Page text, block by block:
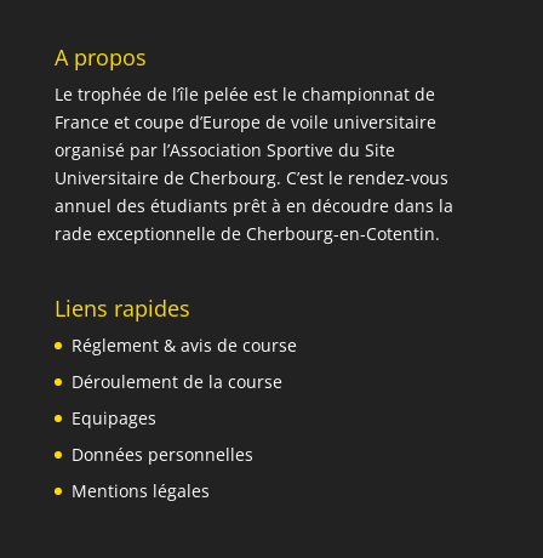
A propos
Le trophée de l’île pelée est le championnat de
France et coupe d’Europe de voile universitaire
organisé par l’Association Sportive du Site
Universitaire de Cherbourg. C’est le rendez-vous
annuel des étudiants prêt à en découdre dans la
rade exceptionnelle de Cherbourg-en-Cotentin.
Liens rapides
Réglement & avis de course
Déroulement de la course
Equipages
Données personnelles
Mentions légales